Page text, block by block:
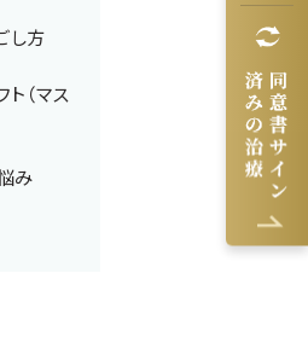
し方
ト（マス
み